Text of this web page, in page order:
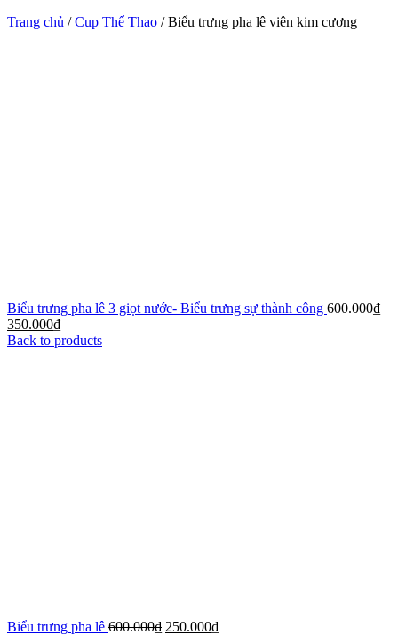
Trang chủ /Cup Thể Thao /Biểu trưng pha lê viên kim cương
Biểu trưng pha lê 3 giọt nước- Biểu trưng sự thành công 600.000₫
350.000₫
Back to products
Biểu trưng pha lê 600.000₫ 250.000₫